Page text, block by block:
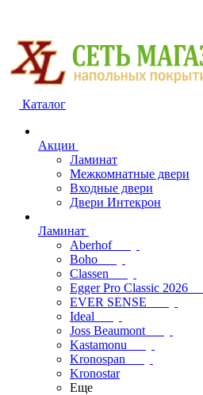
Каталог
Акции
Ламинат
Межкомнатные двери
Входные двери
Двери Интекрон
Ламинат
Aberhof
Boho
Classen
Egger Pro Classic 2026
EVER SENSE
Ideal
Joss Beaumont
Kastamonu
Kronospan
Kronostar
Еще